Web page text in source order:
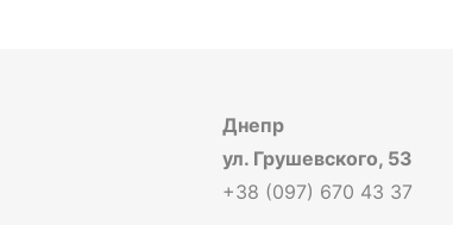
Днепр
ул. Грушевского, 53
+38 (097) 670 43 37